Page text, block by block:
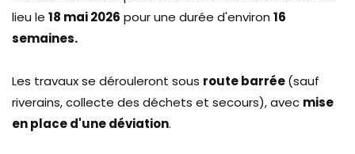
lieu le 18 mai 2026 pour une durée d'environ 16
semaines.
Les travaux se dérouleront sous route barrée(sauf
riverains, collecte des déchets et secours), avec mise
en place d'une déviation.